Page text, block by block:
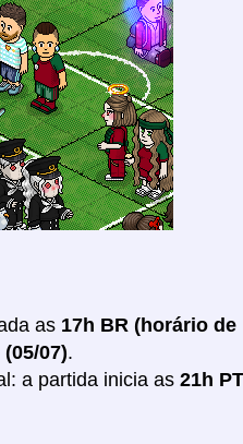
as 17h BR (horário de
07).
a partida inicia as 21h PT